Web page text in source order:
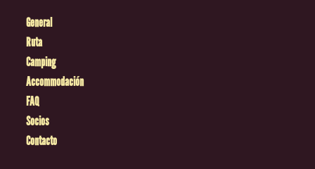
General
Ruta
Camping
Accommodación
FAQ
Socios
Contacto